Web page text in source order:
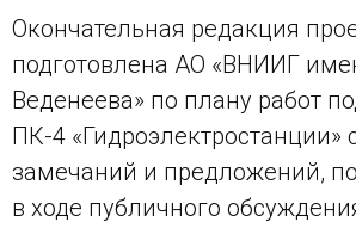
Окончательная редакция
подготовлена АО «ВНИИГ
Веденеева» по плану работ
ПК-4 «Гидроэлектростанции»
замечаний и предложений,
в ходе публичного